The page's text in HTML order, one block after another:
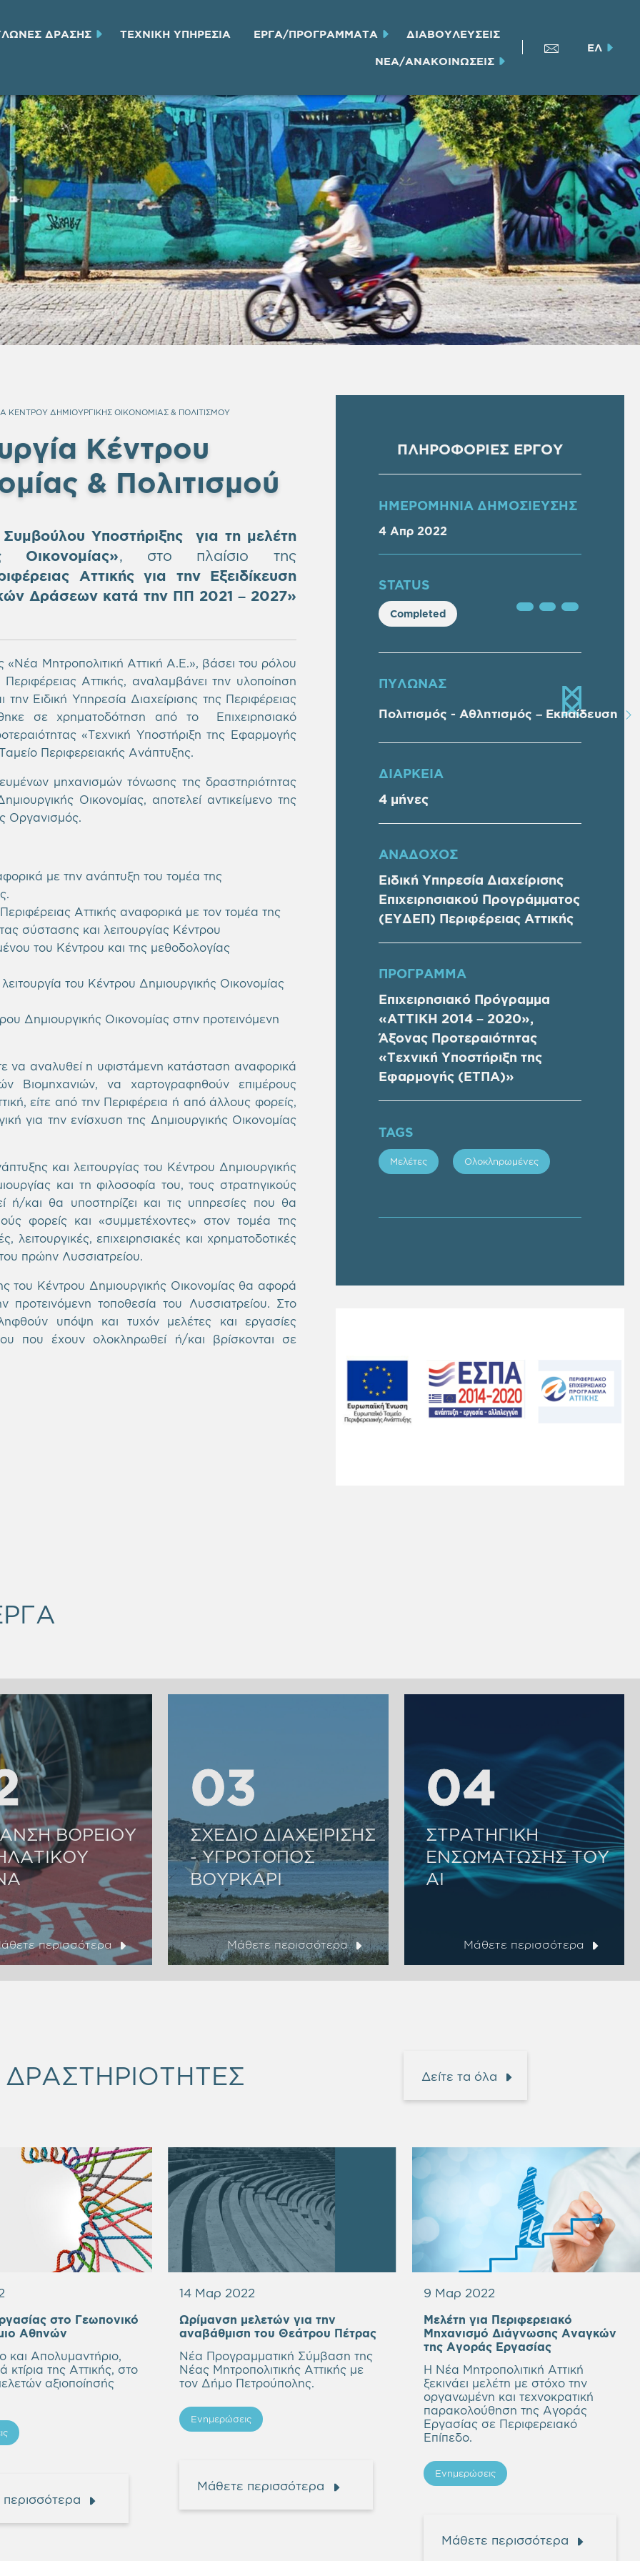
ΔΡΑΣΗΣ ΤΕΧΝΙΚH ΥΠΗΡΕΣΙA ΕΡΓΑ/ΠΡΟΓΡΑΜΜΑΤΑ ΔΙΑΒΟΥΛΕΥΣΕΙΣ
ΝΕΑ/ΑΝΑΚΟΙΝΩΣΕΙΣ
ΕΛ
ΚΕΝΤΡΟΥ ΔΗΜΙΟΥΡΓΙΚΗΣ ΟΙΚΟΝΟΜΙΑΣ & ΠΟΛΙΤΙΣΜΟΥ
Κέντρου
& Πολιτισμού
Συμβούλου Υποστήριξης για τη μελέτη
Οικονομίας», στο πλαίσιο της
Αττικής για την Εξειδίκευση
Δράσεων κατά την ΠΠ 2021 – 2027»
Μητροπολιτική Αττική Α.Ε.», βάσει του ρόλου
Αττικής, αναλαμβάνει την υλοποίηση
Ειδική Υπηρεσία Διαχείρισης της Περιφέρειας
σε χρηματοδότηση από το Επιχειρησιακό
«Τεχνική Υποστήριξη της Εφαρμογής
Περιφερειακής Ανάπτυξης.
μηχανισμών τόνωσης της δραστηριότητας
Οικονομίας, αποτελεί αντικείμενο της
Οργανισμός.
με την ανάπτυξη του τομέα της
Αττικής αναφορικά με τον τομέα της
σύστασης και λειτουργίας Κέντρου
του Κέντρου και της μεθοδολογίας
του Κέντρου Δημιουργικής Οικονομίας
Δημιουργικής Οικονομίας στην προτεινόμενη
να αναλυθεί η υφιστάμενη κατάσταση αναφορικά
Βιομηχανιών, να χαρτογραφηθούν επιμέρους
είτε από την Περιφέρεια ή από άλλους φορείς,
για την ενίσχυση της Δημιουργικής Οικονομίας
και λειτουργίας του Κέντρου Δημιουργικής
και τη φιλοσοφία του, τους στρατηγικούς
ή/και θα υποστηρίζει και τις υπηρεσίες που θα
φορείς και «συμμετέχοντες» στον τομέα της
λειτουργικές, επιχειρησιακές και χρηματοδοτικές
πρώην Λυσσιατρείου.
του Κέντρου Δημιουργικής Οικονομίας θα αφορά
τοποθεσία του Λυσσιατρείου. Στο
υπόψη και τυχόν μελέτες και εργασίες
που έχουν ολοκληρωθεί ή/και βρίσκονται σε
ΠΛΗΡΟΦΟΡΙΕΣ ΕΡΓΟΥ
ΗΜΕΡΟΜΗΝΙΑ ΔΗΜΟΣΙΕΥΣΗΣ
4 Απρ 2022
STATUS
Completed
ΠΥΛΩΝΑΣ
Πολιτισμός - Αθλητισμός – Εκπαίδευση
ΔΙΑΡΚΕΙΑ
4 μήνες
ΑΝΑΔΟΧΟΣ
Ειδική Υπηρεσία Διαχείρισης
Επιχειρησιακού Προγράμματος
(ΕΥΔΕΠ) Περιφέρειας Αττικής
ΠΡOΓΡΑΜΜΑ
Επιχειρησιακό Πρόγραμμα
«ΑΤΤΙΚΗ 2014 – 2020»,
Άξονας Προτεραιότητας
«Τεχνική Υποστήριξη της
Εφαρμογής (ΕΤΠΑ)»
TAGS
Μελέτες Ολοκληρωμένες
ΒΟΡΕΙΟΥ
περισσότερα
03
03
ΣΧΕΔΙΟ ΔΙΑΧΕΙΡΙΣΗΣ
- ΥΓΡΟΤΟΠΟΣ
ΒΟΥΡΚΑΡΙ
Μάθετε περισσότερα
04
04
ΣΤΡΑΤΗΓΙΚΗ
ΕΝΣΩΜΑΤΩΣΗΣ ΤΟΥ
ΑΙ
Μάθετε περισσότερα
Δείτε τα όλα
στο Γεωπονικό
Αθηνών
και Απολυμαντήριο,
κτίρια της Αττικής, στο
αξιοποίησής
14 Μαρ 2022
Ωρίμανση μελετών για την
αναβάθμιση του Θεάτρου Πέτρας
Νέα Προγραμματική Σύμβαση της
Νέας Μητροπολιτικής Αττικής με
τον Δήμο Πετρούπολης.
Ενημερώσεις
Μάθετε περισσότερα
9 Μαρ 2022
Μελέτη για Περιφερειακό
Μηχανισμό Διάγνωσης Αναγκών
της Αγοράς Εργασίας
Η Νέα Μητροπολιτική Αττική
ξεκινάει μελέτη με στόχο την
οργανωμένη και τεχνοκρατική
παρακολούθηση της Αγοράς
Εργασίας σε Περιφερειακό
Επίπεδο.
Ενημερώσεις
Μάθετε περισσότερα